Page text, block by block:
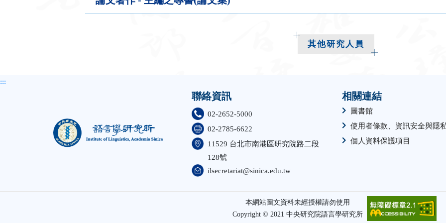
其他研究人員
:::
聯絡資訊
02-2652-5000
02-2785-6622
11529 台北市南港區研究院路二段
128號
ilsecretariat@sinica.edu.tw
相關連結
圖書館
使用者條款、資訊安全與隱
個人資料保護項目
本網站圖文資料未經授權請勿使用
Copyright © 2021 中央研究院語言學研究所